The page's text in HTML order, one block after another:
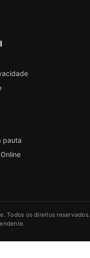
pauta
Todos os direitos reservados.